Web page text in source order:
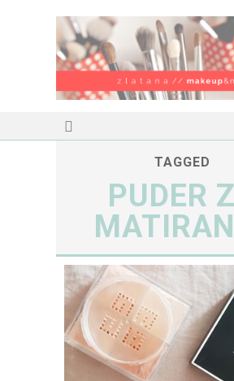
TAGGED
PUDER